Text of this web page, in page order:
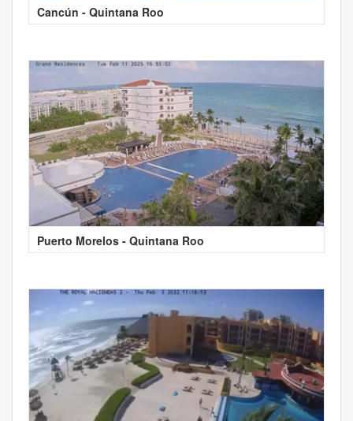
Cancún - Quintana Roo
Puerto Morelos - Quintana Roo